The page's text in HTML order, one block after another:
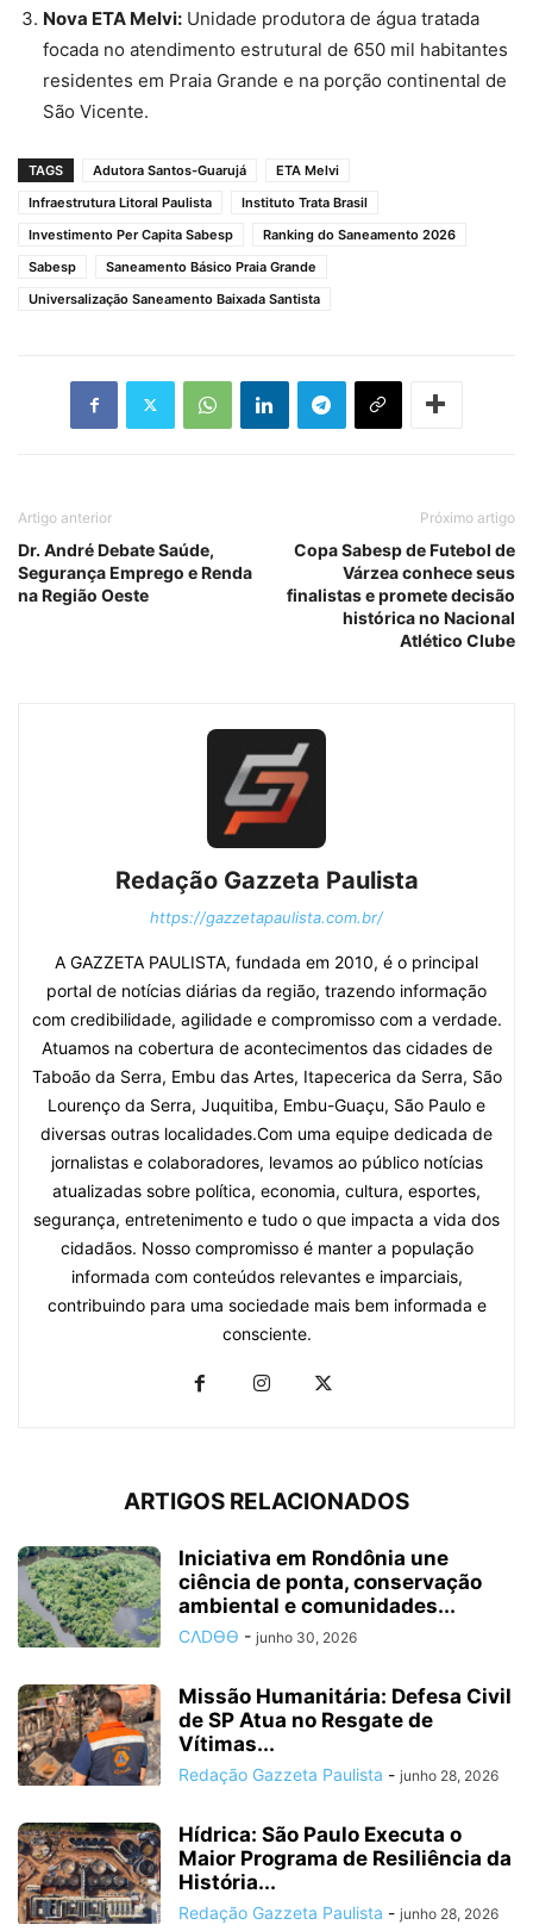
Nova ETA Melvi: Unidade produtora de água tratada
focada no atendimento estrutural de 650 mil habitantes
residentes em Praia Grande e na porção continental de
São Vicente.
TAGS Adutora Santos-Guarujá
ETA Melvi
Infraestrutura Litoral Paulista
Instituto Trata Brasil
Investimento Per Capita Sabesp
Ranking do Saneamento 2026
Sabesp
Saneamento Básico Praia Grande
Universalização Saneamento Baixada Santista
Artigo anterior
Dr. André Debate Saúde,
Segurança Emprego e Renda
na Região Oeste
Próximo artigo
Copa Sabesp de Futebol de
Várzea conhece seus
finalistas e promete decisão
histórica no Nacional
Atlético Clube
Redação Gazzeta Paulista
https://gazzetapaulista.com.br/
A GAZZETA PAULISTA, fundada em 2010, é o principal
portal de notícias diárias da região, trazendo informação
com credibilidade, agilidade e compromisso com a verdade.
Atuamos na cobertura de acontecimentos das cidades de
Taboão da Serra, Embu das Artes, Itapecerica da Serra, São
Lourenço da Serra, Juquitiba, Embu-Guaçu, São Paulo e
diversas outras localidades.Com uma equipe dedicada de
jornalistas e colaboradores, levamos ao público notícias
atualizadas sobre política, economia, cultura, esportes,
segurança, entretenimento e tudo o que impacta a vida dos
cidadãos. Nosso compromisso é manter a população
informada com conteúdos relevantes e imparciais,
contribuindo para uma sociedade mais bem informada e
consciente.
ARTIGOS RELACIONADOS
Iniciativa em Rondônia une
ciência de ponta, conservação
ambiental e comunidades...
CΛDӨӨ - junho 30, 2026
Missão Humanitária: Defesa Civil
de SP Atua no Resgate de
Vítimas...
Redação Gazzeta Paulista - junho 28, 2026
Hídrica: São Paulo Executa o
Maior Programa de Resiliência da
História...
Redação Gazzeta Paulista - junho 28, 2026